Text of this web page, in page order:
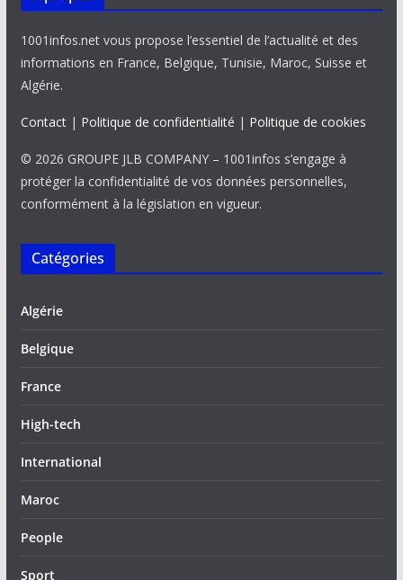
1001infos.net vous propose l’essentiel de l’actualité et des
informations en France, Belgique, Tunisie, Maroc, Suisse et
Algérie.
Contact| Politique de confidentialité | Politique de cookies
© 2026 GROUPE JLB COMPANY – 1001infos s’engage à
protéger la confidentialité de vos données personnelles,
conformément à la législation en vigueur.
Catégories
Algérie
Belgique
France
High-tech
International
Maroc
People
Sport